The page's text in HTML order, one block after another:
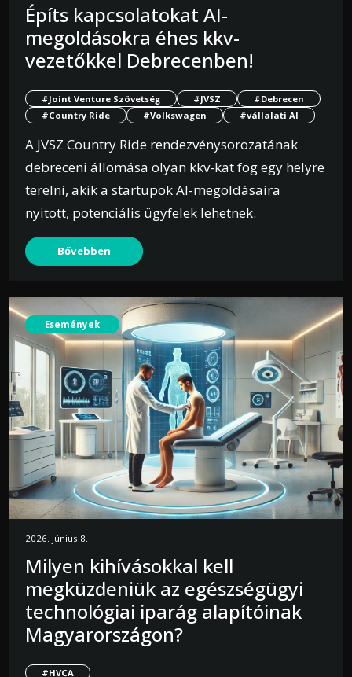
Építs kapcsolatokat AI-
megoldásokra éhes kkv-
vezetőkkel Debrecenben!
#Joint Venture Szövetség #JVSZ
#Debrecen
#Country Ride
#Volkswagen #vállalati AI
A JVSZ Country Ride rendezvénysorozatának
debreceni állomása olyan kkv-kat fog egy helyre
terelni, akik a startupok AI-megoldásaira
nyitott, potenciális ügyfelek lehetnek.
Bővebben
Események
2026. június 8.
Milyen kihívásokkal kell
megküzdeniük az egészségügyi
technológiai iparág alapítóinak
Magyarországon?
#HVCA